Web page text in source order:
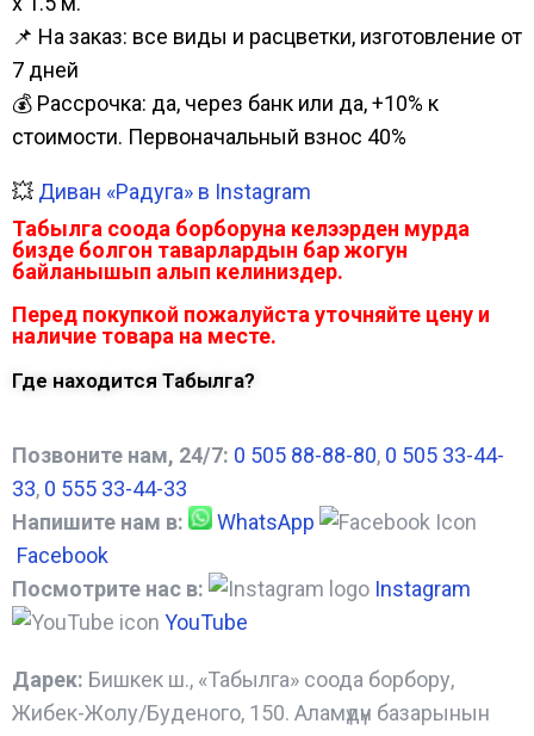
📌 На заказ: все виды и расцветки, изготовление от
7 дней
💰 Рассрочка: да, через банк или да, +10% к
стоимости. Первоначальный взнос 40%
💥 Диван «Радуга» в Instagram
Табылга соода борборуна келээрден мурда
бизде болгон таварлардын бар жогун
байланышып алып келиниздер.
Перед покупкой пожалуйста уточняйте цену и
наличие товара на месте.
Где находится Табылга?
Позвоните нам, 24/7: 0 505 88-88-80, 0 505 33-44-
33, 0 555 33-44-33
Напишите нам в:
WhatsApp
Facebook
Посмотрите нас в:
Instagram
YouTube
Дарек: Бишкек ш., «Табылга» соода борбору,
Жибек-Жолу/Буденого, 150. Аламүдүн базарынын